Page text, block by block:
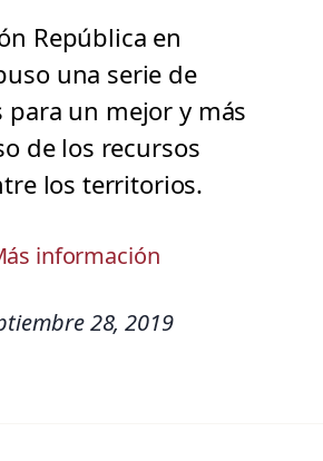
República en
una serie de
para un mejor y más
de los recursos
los territorios.
información
28, 2019